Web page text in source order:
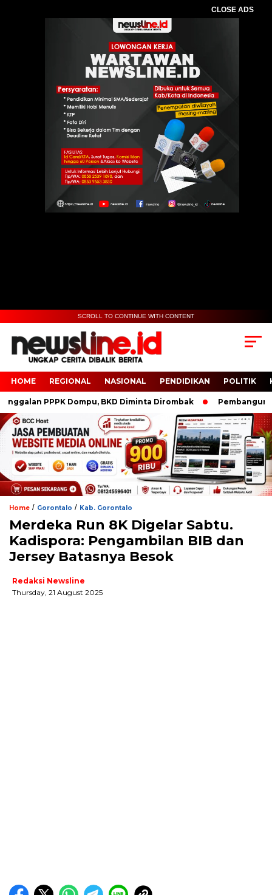
CLOSE ADS
SCROLL TO CONTINUE WITH CONTENT
HOME REGIONAL NASIONAL PENDIDIKAN POLITIK
PPPK Dompu, BKD Diminta Dirombak Pembangunan
Home / Gorontalo / Kab. Gorontalo
Merdeka Run 8K Digelar Sabtu.
Kadispora: Pengambilan BIB dan
Jersey Batasnya Besok
Redaksi Newsline
Thursday, 21 August 2025